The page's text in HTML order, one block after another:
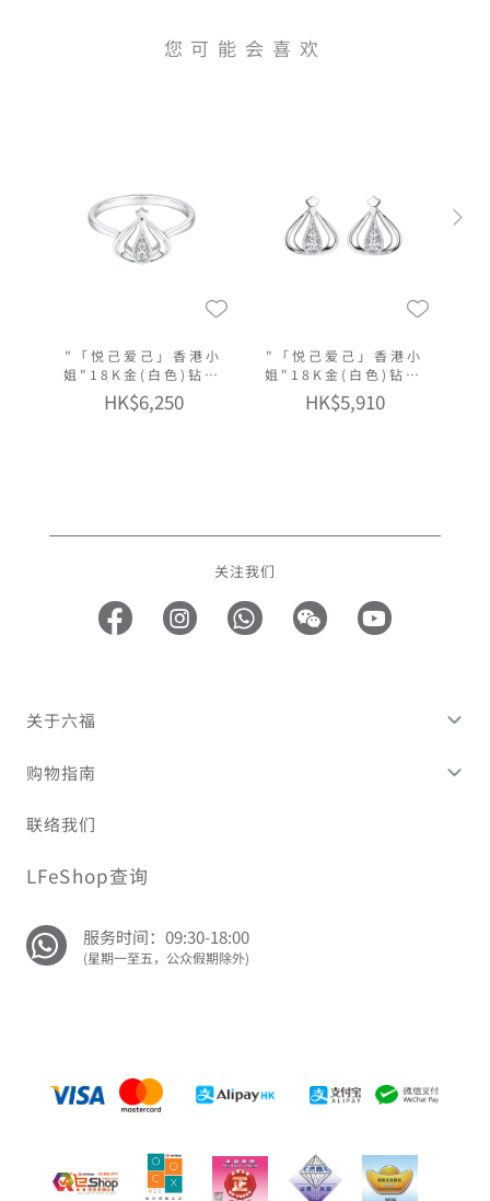
您可能会喜欢
"「悦己爱己」香港小
姐"18K金(白色)钻石
戒指
HK$6,250
"「悦己爱己」香港小
姐"18K金(白色)钻石
耳环
HK$5,910
关注我们
关于六福
购物指南
联络我们
LFeShop查询
服务时间：09:30-18:00
(星期一至五，公众假期除外)